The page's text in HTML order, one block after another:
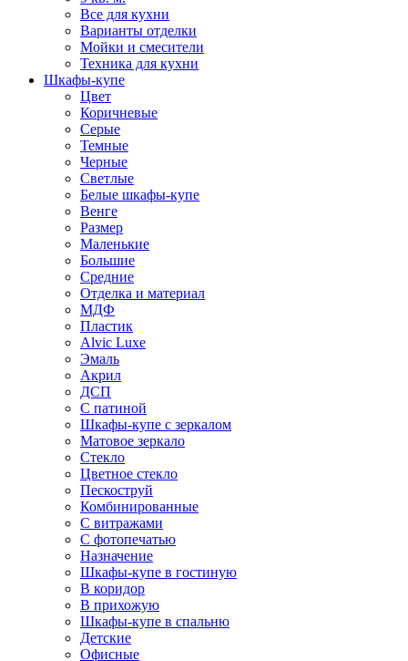
Все для кухни
Варианты отделки
Мойки и смесители
Техника для кухни
Шкафы-купе
Цвет
Коричневые
Серые
Темные
Черные
Светлые
Белые шкафы-купе
Венге
Размер
Маленькие
Большие
Средние
Отделка и материал
МДФ
Пластик
Alvic Luxe
Эмаль
Акрил
ДСП
С патиной
Шкафы-купе с зеркалом
Матовое зеркало
Стекло
Цветное стекло
Пескоструй
Комбинированные
С витражами
С фотопечатью
Назначение
Шкафы-купе в гостиную
В коридор
В прихожую
Шкафы-купе в спальню
Детские
Офисные